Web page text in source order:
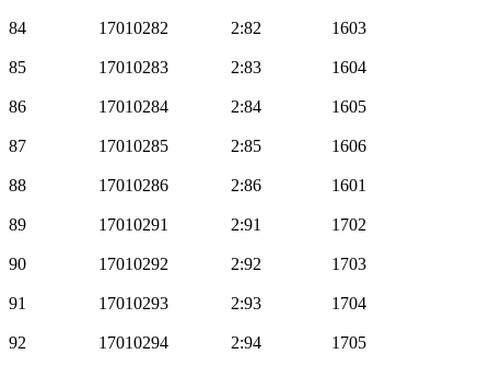
84 17010282 2:82 1603
85 17010283 2:83 1604
86 17010284 2:84 1605
87 17010285 2:85 1606
88 17010286 2:86 1601
89 17010291 2:91 1702
90 17010292 2:92 1703
91 17010293 2:93 1704
92 17010294 2:94 1705